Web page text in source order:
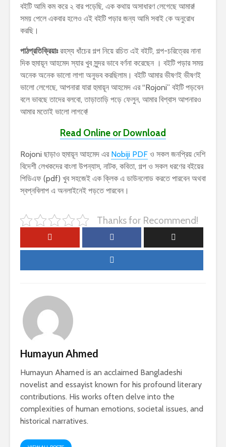
বইটি আমি কম করে ২ বার পড়েছি, এক কথায় অসাধারণ লেগেছে আমার!
সময় পেলে একবার হলেও এই বইটি পড়ার জন্য আমি সবাই কে অনুরোধ
করছি।
পাঠপ্রতিক্রিয়াঃরহস্য ধাঁচের গল্প নিয়ে রচিত এই বইটি, গল্প-চরিত্রের নানা
দিক হুমায়ূন আহমেদ স্যার খুব সুন্দর ভাবে বর্ণনা করেছেন । বইটি পড়ার সময়
অনেক অনেক ভালো লাগা অনুভব করছিলাম। বইটি আমার ভীষণই ভীষণই
ভালো লেগেছে, আপনারা যারা হুমায়ূন আহমেদ এর “Rojoni” বইটি পড়বেন
বলে ভাবছে তাদের বলবো, তাড়াতাড়ি পড়ে ফেলুন, আমার বিশ্বাস আপনারও
আমার মতোই ভালো লাগবে!
Read Online or Download
Rojoni ছাড়াও হুমায়ূন আহমেদ এর Nobiji PDF ও সকল জনপ্রিয় দেশি
বিদেশী লেখকদের বাংলা উপন্যাস, নাটক, কবিতা, গল্প ও সকল ধরণের বইয়ের
পিডিএফ (pdf) খুব সহজেই এক ক্লিক এ ডাউনলোড করতে পারবেন অথবা
স্বপ্নবিলাপ এ অনলাইনেই পড়তে পারবেন।
Thanks for Recommend!
Humayun Ahmed
Humayun Ahamed is an acclaimed Bangladeshi
novelist and essayist known for his profound literary
contributions. His works often delve into the
complexities of human emotions, societal issues, and
historical narratives.